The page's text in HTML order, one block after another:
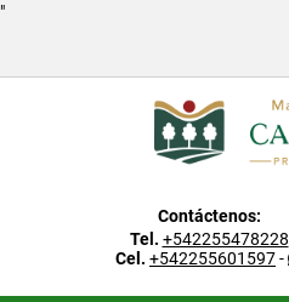
"
Contáctenos:
Tel. +542255478228
Cel. +542255601597-